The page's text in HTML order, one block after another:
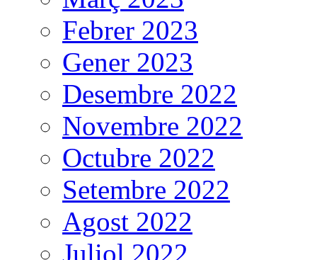
Febrer 2023
Gener 2023
Desembre 2022
Novembre 2022
Octubre 2022
Setembre 2022
Agost 2022
Juliol 2022